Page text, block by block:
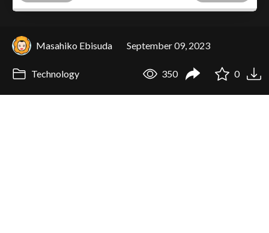
Masahiko Ebisuda September 09, 2023
Technology 350 0